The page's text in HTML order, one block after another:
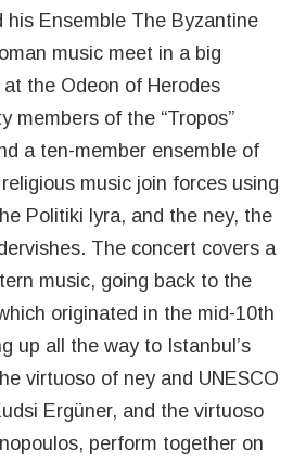
his Ensemble The Byzantine
music meet in a big
the Odeon of Herodes
members of the “Tropos”
a ten-member ensemble of
music join forces using
Politiki lyra, and the ney, the
The concert covers a
music, going back to the
originated in the mid-10th
up all the way to Istanbul’s
virtuoso of ney and UNESCO
Ergüner, and the virtuoso
perform together on